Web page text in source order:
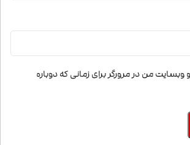
وبسایت من در مرورگر برای زمانی که دوباره